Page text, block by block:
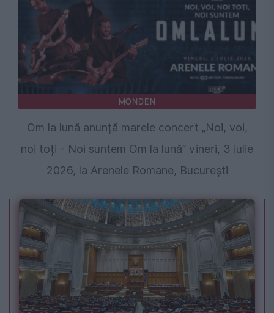
MONDEN
Om la lună anunță marele concert „Noi, voi,
noi toți - Noi suntem Om la lună” vineri, 3 iulie
2026, la Arenele Romane, București